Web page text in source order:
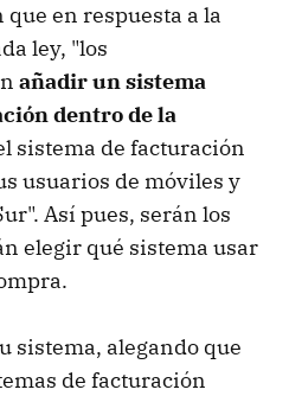
que en respuesta a la
ley, "los
añadir un sistema
dentro de la
sistema de facturación
usuarios de móviles y
Así pues, serán los
elegir qué sistema usar
sistema, alegando que
de facturación